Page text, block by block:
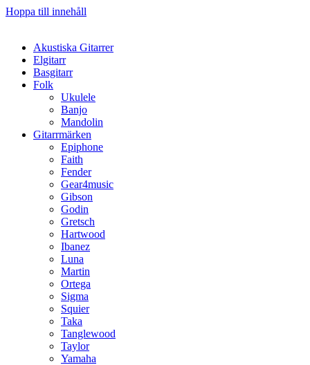
Hoppa till innehåll
Akustiska Gitarrer
Elgitarr
Basgitarr
Folk
Ukulele
Banjo
Mandolin
Gitarrmärken
Epiphone
Faith
Fender
Gear4music
Gibson
Godin
Gretsch
Hartwood
Ibanez
Luna
Martin
Ortega
Sigma
Squier
Taka
Tanglewood
Taylor
Yamaha